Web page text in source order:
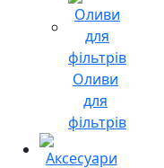
Оливи
для
фільтрів